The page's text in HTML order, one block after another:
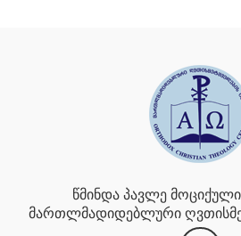
წმინდა პავლე
მართლმადიდებლური